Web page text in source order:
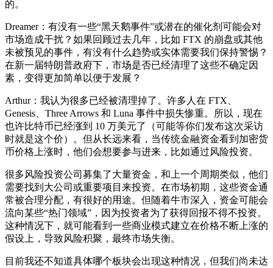
的。
Dreamer：有没有一些“黑天鹅事件”或潜在的催化剂可能会对
市场造成干扰？如果回顾过去几年，比如 FTX 的崩盘或其他
未被预见的事件，有没有什么趋势或实体需要我们保持警惕？
在新一届特朗普政府下，市场是否已经清理了这些不确定因
素，变得更加简单以便于发展？
Arthur：我认为很多已经被清理掉了。许多人在 FTX、
Genesis、Three Arrows 和 Luna 事件中损失惨重。所以，现在
也许比特币已经涨到 10 万美元了（可能等你们发布这次采访
时就是这个价）。但从长远来看，当传统金融资金看到加密货
币价格上涨时，他们会想要参与进来，比如通过风险投资。
很多风险投资公司募集了大量资金，和上一个周期类似，他们
需要找到大公司或重要项目来投资。在市场初期，这些资金通
常被合理分配，有很好的用途。但随着牛市深入，资金可能会
流向某些“热门领域”，因为投资者为了获得回报不得不投资。
这种情况下，就可能看到一些商业模式建立在价格不断上涨的
假设上，导致风险积聚，最终市场失衡。
目前我还不知道具体哪个板块会出现这种情况，但我们尚未达